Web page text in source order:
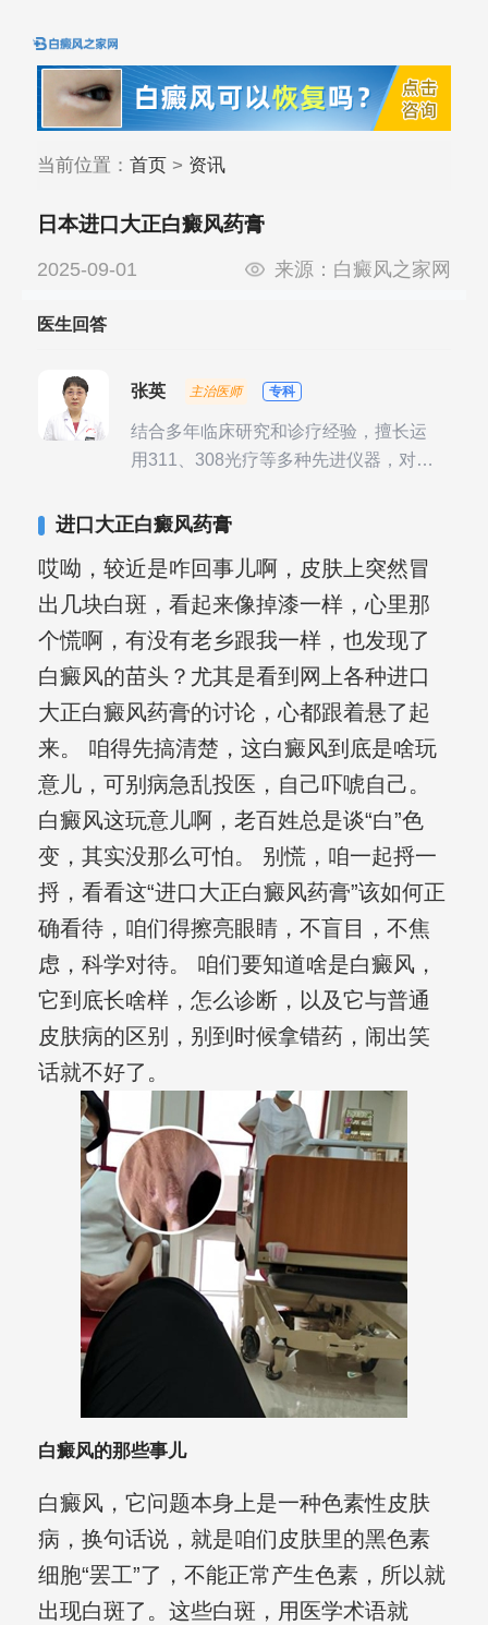
当前位置： 首页> 资讯
日本进口大正白癜风药膏
2025-09-01 来源： 白癜风之家网
医生回答
张英 主治医师 专科
结合多年临床研究和诊疗经验，擅长运
用311、308光疗等多种先进仪器，对不
其对女性银屑病、顽固性银屑病、全身
验。
进口大正白癜风药膏
哎呦，较近是咋回事儿啊，皮肤上突然冒
出几块白斑，看起来像掉漆一样，心里那
个慌啊，有没有老乡跟我一样，也发现了
白癜风的苗头？尤其是看到网上各种进口
大正白癜风药膏的讨论，心都跟着悬了起
来。 咱得先搞清楚，这白癜风到底是啥玩
意儿，可别病急乱投医，自己吓唬自己。
白癜风这玩意儿啊，老百姓总是谈“白”色
变，其实没那么可怕。 别慌，咱一起捋一
捋，看看这“进口大正白癜风药膏”该如何正
确看待，咱们得擦亮眼睛，不盲目，不焦
虑，科学对待。 咱们要知道啥是白癜风，
它到底长啥样，怎么诊断，以及它与普通
皮肤病的区别，别到时候拿错药，闹出笑
话就不好了。
白癜风的那些事儿
白癜风，它问题本身上是一种色素性皮肤
病，换句话说，就是咱们皮肤里的黑色素
细胞“罢工”了，不能正常产生色素，所以就
出现白斑了。这些白斑，用医学术语就